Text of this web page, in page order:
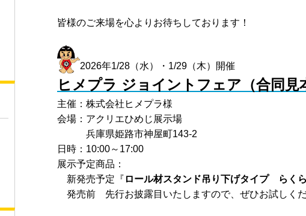
皆様のご来場を心よりお待ちしております！
2026年1/28（水）・1/29（木）開催
ヒメプラ ジョイントフェア（合同見
主催：株式会社ヒメプラ様
会場：アクリエひめじ展示場
兵庫県姫路市神屋町143-2
日時：10:00～17:00
展示予定商品：
新発売予定『 ロール材スタンド吊り下げタイプ らく
発売前 先行お披露目いたしますので、ぜひお試しく